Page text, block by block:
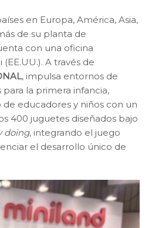
en Europa, América, Asia,
de su planta de
con una oficina
A través de
, impulsa entornos de
la primera infancia,
educadores y niños con un
400 juguetes diseñados bajo
doing, integrando el juego
el desarrollo único de